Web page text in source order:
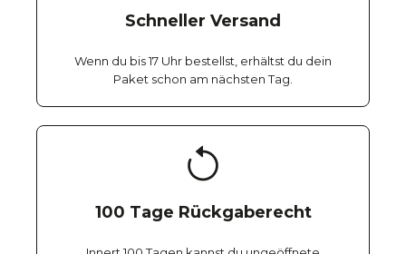
Schneller Versand
Wenn du bis 17 Uhr bestellst, erhältst du dein
Paket schon am nächsten Tag.
100 Tage Rückgaberecht